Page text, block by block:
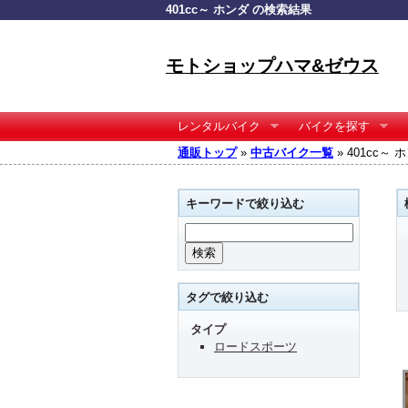
401cc～ ホンダ の検索結果
モトショップハマ&ゼウス
レンタルバイク
バイクを探す
通販トップ» 中古バイク一覧 » 401cc～
キーワードで絞り込む
タグで絞り込む
タイプ
ロードスポーツ